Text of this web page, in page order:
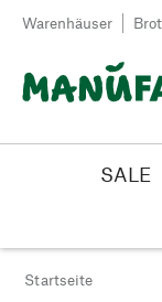
Zum Inhalt springen
Warenhäuser
SALE
Startseite